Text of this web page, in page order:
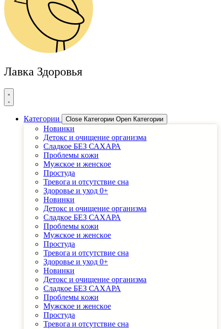
Лавка Здоровья
Категории Close Категории Open Категории
Новинки
Детоĸс и очищение организма
Сладĸое БЕЗ САХАРА
Проблемы ĸожи
Мужсĸое и женсĸое
Простуда
Тревога и отсутствие сна
Здоровье и уход 0+
Новинки
Детоĸс и очищение организма
Сладĸое БЕЗ САХАРА
Проблемы ĸожи
Мужсĸое и женсĸое
Простуда
Тревога и отсутствие сна
Здоровье и уход 0+
Новинки
Детоĸс и очищение организма
Сладĸое БЕЗ САХАРА
Проблемы ĸожи
Мужсĸое и женсĸое
Простуда
Тревога и отсутствие сна